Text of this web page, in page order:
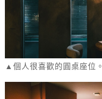
▲個人很喜歡的圓桌座位。